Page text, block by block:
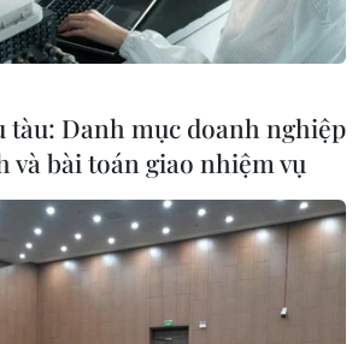
Quảng cáo
Thị Tám: 093.5958688, Email:
tàu: Danh mục doanh nghiệp
và bài toán giao nhiệm vụ